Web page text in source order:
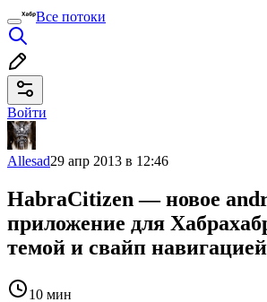
Все потоки
Войти
Allesad29 апр 2013 в 12:46
HabraCitizen — новое
приложение для
темой и свайп навигацией
10 мин